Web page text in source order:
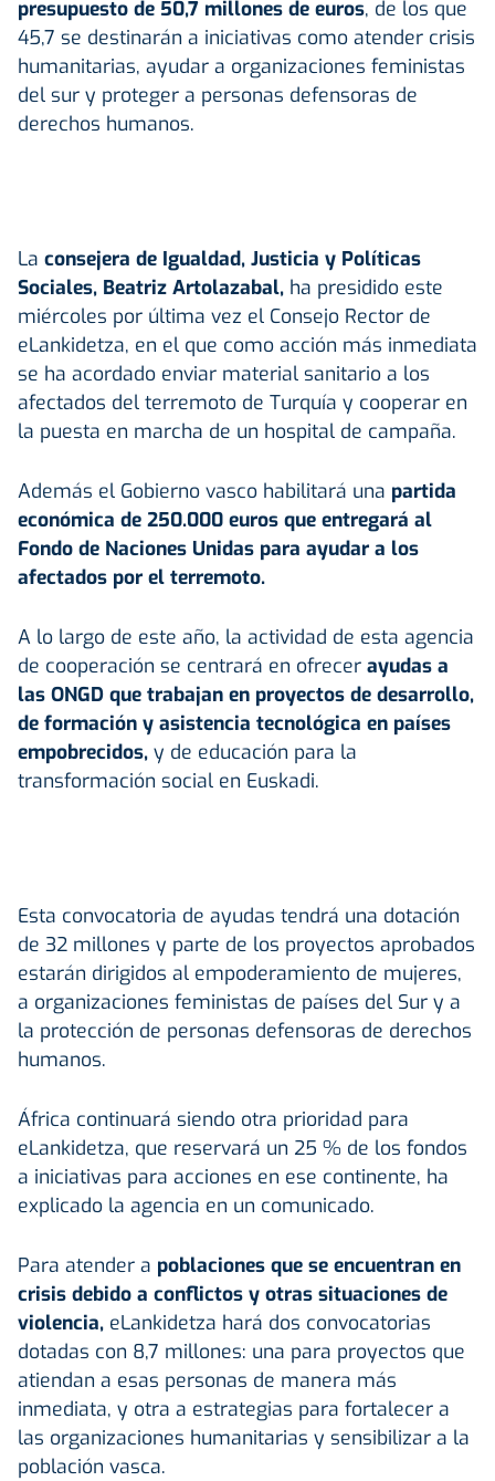
presupuesto de 50,7 millones de euros, de los que
45,7 se destinarán a iniciativas como atender crisis
humanitarias, ayudar a organizaciones feministas
del sur y proteger a personas defensoras de
derechos humanos.
La consejera de Igualdad, Justicia y Políticas
Sociales, Beatriz Artolazabal, ha presidido este
miércoles por última vez el Consejo Rector de
eLankidetza, en el que como acción más inmediata
se ha acordado enviar material sanitario a los
afectados del terremoto de Turquía y cooperar en
la puesta en marcha de un hospital de campaña.
Además el Gobierno vasco habilitará una partida
económica de 250.000 euros que entregará al
Fondo de Naciones Unidas para ayudar a los
afectados por el terremoto.
A lo largo de este año, la actividad de esta agencia
de cooperación se centrará en ofrecer ayudas a
las ONGD que trabajan en proyectos de desarrollo,
de formación y asistencia tecnológica en países
empobrecidos, y de educación para la
transformación social en Euskadi.
Esta convocatoria de ayudas tendrá una dotación
de 32 millones y parte de los proyectos aprobados
estarán dirigidos al empoderamiento de mujeres,
a organizaciones feministas de países del Sur y a
la protección de personas defensoras de derechos
humanos.
África continuará siendo otra prioridad para
eLankidetza, que reservará un 25 % de los fondos
a iniciativas para acciones en ese continente, ha
explicado la agencia en un comunicado.
Para atender a poblaciones que se encuentran en
crisis debido a conflictos y otras situaciones de
violencia, eLankidetza hará dos convocatorias
dotadas con 8,7 millones: una para proyectos que
atiendan a esas personas de manera más
inmediata, y otra a estrategias para fortalecer a
las organizaciones humanitarias y sensibilizar a la
población vasca.